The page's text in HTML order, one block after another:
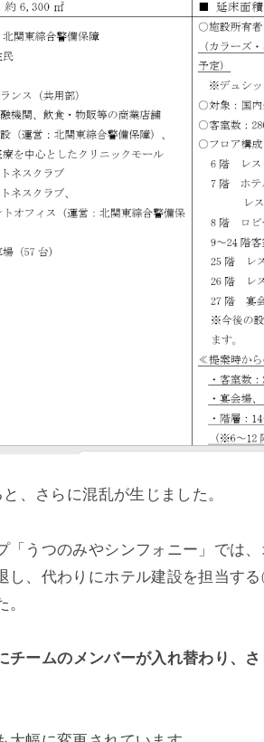
、さらに混乱が生じました。
「うつのみやシンフォニー」では
し、代わりにホテル建設を担当す
チームのメンバーが入れ替わり、